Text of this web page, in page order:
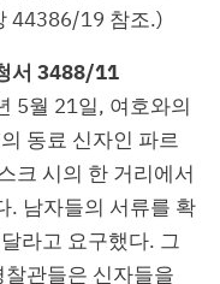
44386/19 참조.)
서 3488/11
5월 21일, 여호와의
동료 신자인 파르
크 시의 한 거리에서
. 남자들의 서류를 확
라고 요구했다. 그
관들은 신자들을